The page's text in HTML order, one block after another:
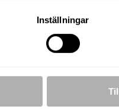
Inställningar
UPPLÅTELSEFORM
Friköpt